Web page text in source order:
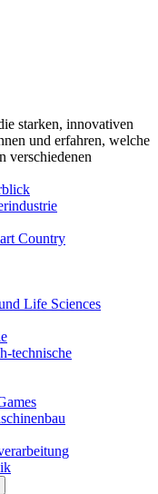
starken, innovativen
und erfahren, welche
verschiedenen
Country
Life Sciences
technische